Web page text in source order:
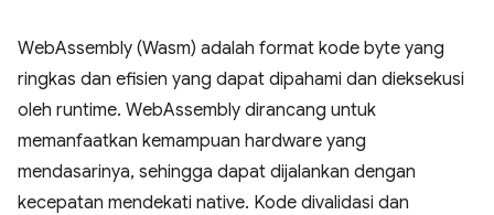
WebAssembly (Wasm) adalah format kode byte yang
ringkas dan efisien yang dapat dipahami dan dieksekusi
oleh runtime. WebAssembly dirancang untuk
memanfaatkan kemampuan hardware yang
mendasarinya, sehingga dapat dijalankan dengan
kecepatan mendekati native. Kode divalidasi dan